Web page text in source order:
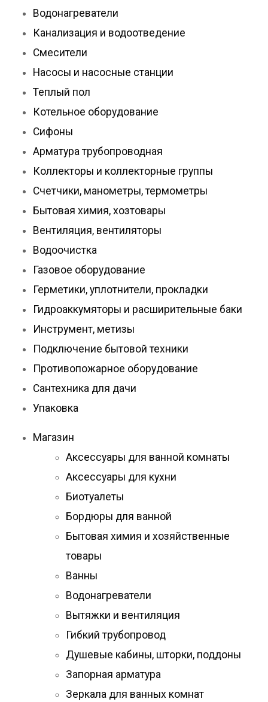
Водонагреватели
Канализация и водоотведение
Смесители
Насосы и насосные станции
Теплый пол
Котельное оборудование
Сифоны
Арматура трубопроводная
Коллекторы и коллекторные группы
Счетчики, манометры, термометры
Бытовая химия, хозтовары
Вентиляция, вентиляторы
Водоочистка
Газовое оборудование
Герметики, уплотнители, прокладки
Гидроаккумяторы и расширительные баки
Инструмент, метизы
Подключение бытовой техники
Противопожарное оборудование
Сантехника для дачи
Упаковка
Магазин
Аксессуары для ванной комнаты
Аксессуары для кухни
Биотуалеты
Бордюры для ванной
Бытовая химия и хозяйственные
товары
Ванны
Водонагреватели
Вытяжки и вентиляция
Гибкий трубопровод
Душевые кабины, шторки, поддоны
Запорная арматура
Зеркала для ванных комнат